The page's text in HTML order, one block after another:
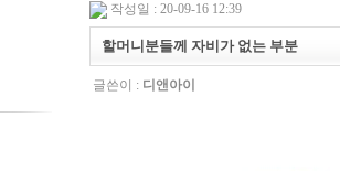
작성일 : 20-09-16 12:39
할머니분들께 자비가 없는 부분
글쓴이 : 디앤아이